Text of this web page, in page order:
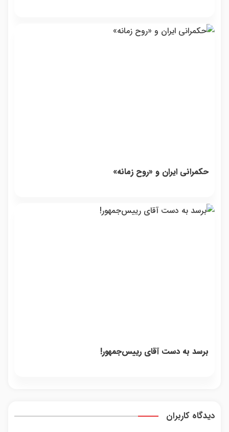
حکمرانی ایران و «روح زمانه»
برسد به دست آقای رییس‌جمهور!
دیدگاه کاربران